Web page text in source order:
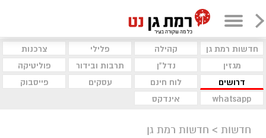
חדשות רמת גן קהילה פלילי
צרכנות
מגזין
נדל"ן תרבות ובידור
פוליטיקה
דרושים
לוח חינם עסקים
פייסבוק
whatsapp
אינדקס
חדשות > חדשות רמת גן